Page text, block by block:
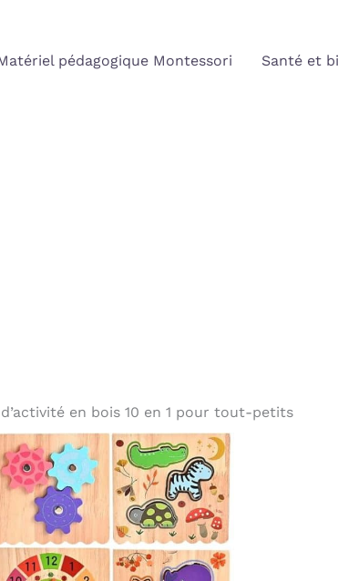
pédagogique Montessori Santé et
en bois 10 en 1 pour tout-petits